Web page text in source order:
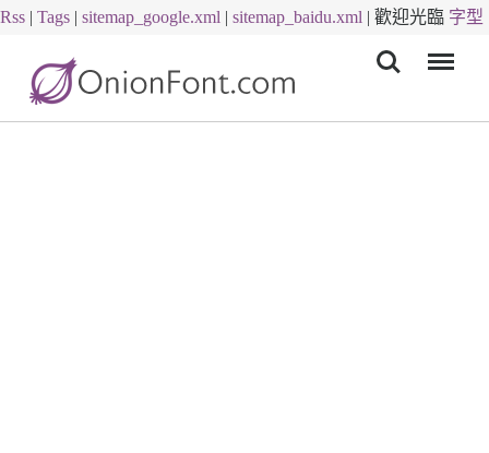
Rss | Tags | sitemap_google.xml | sitemap_baidu.xml | 歡迎光臨 字型